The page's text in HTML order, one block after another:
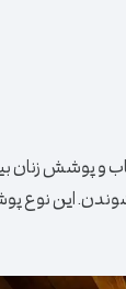
حجاب و
این نوع